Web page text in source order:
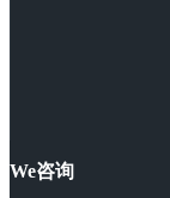
We咨询